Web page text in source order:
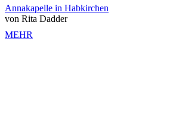
Annakapelle in Habkirchen
von Rita Dadder
MEHR